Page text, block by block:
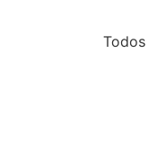
Todos